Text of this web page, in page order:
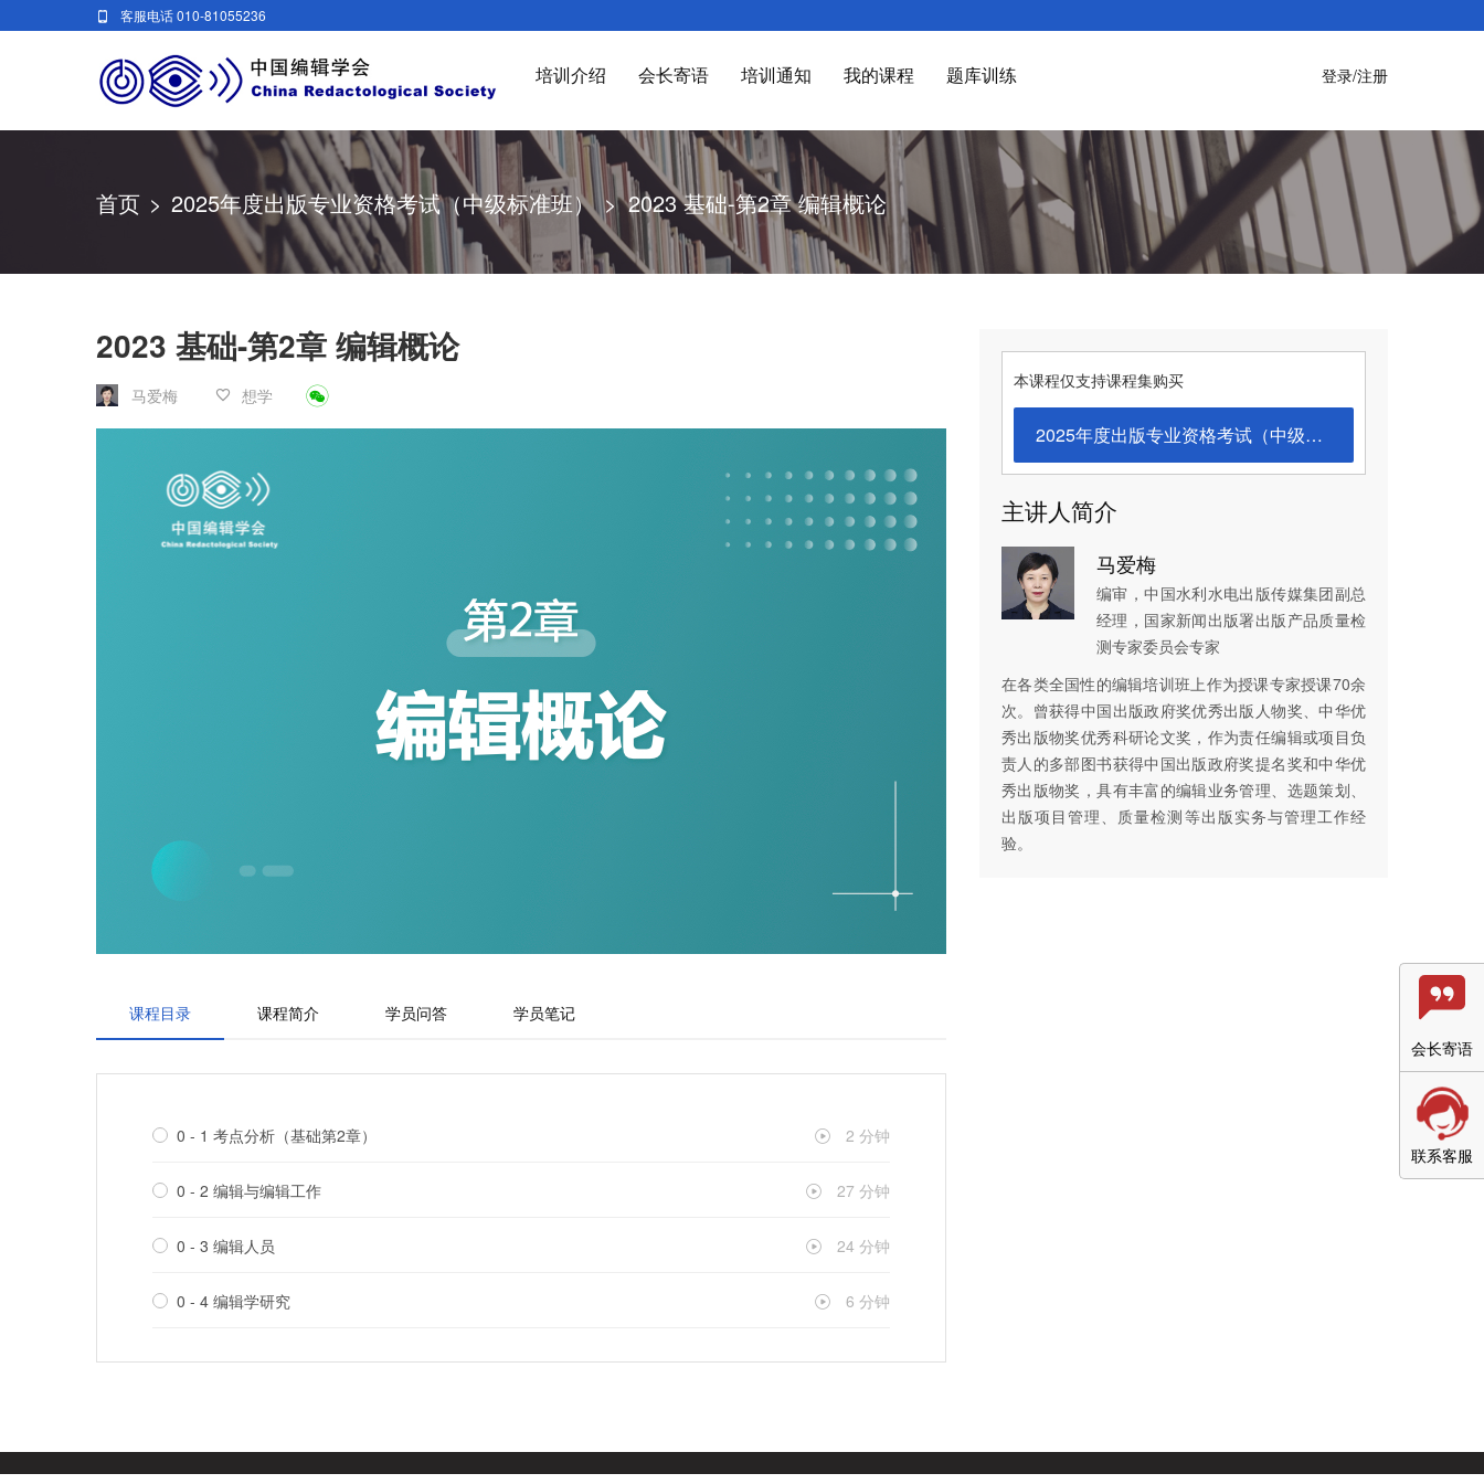
客服电话 010-81055236
培训介绍 会长寄语 培训通知 我的课程 题库训练 登录/注册
首页 > 2025年度出版专业资格考试（中级标准班） > 2023 基础-第2章 编辑概论
2023 基础-第2章 编辑概论
马爱梅 想学
课程目录 课程简介 学员问答 学员笔记
0 - 1 考点分析（基础第2章） 2 分钟
0 - 2 编辑与编辑工作 27 分钟
0 - 3 编辑人员 24 分钟
0 - 4 编辑学研究 6 分钟
本课程仅支持课程集购买
2025年度出版专业资格考试（中级标准班）
主讲人简介
马爱梅
编审，中国水利水电出版传媒集团副总
经理，国家新闻出版署出版产品质量检
测专家委员会专家
在各类全国性的编辑培训班上作为授课专家授课70余
次。曾获得中国出版政府奖优秀出版人物奖、中华优
秀出版物奖优秀科研论文奖，作为责任编辑或项目负
责人的多部图书获得中国出版政府奖提名奖和中华优
秀出版物奖，具有丰富的编辑业务管理、选题策划、
出版项目管理、质量检测等出版实务与管理工作经
验。
会长寄语
联系客服